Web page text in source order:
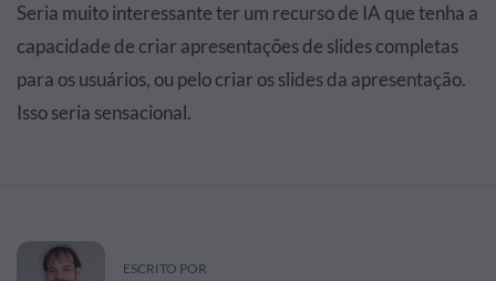
Seria muito interessante ter um recurso de IA que tenha a
capacidade de criar apresentações de slides completas
para os usuários, ou pelo criar os slides da apresentação.
Isso seria sensacional.
ESCRITO POR